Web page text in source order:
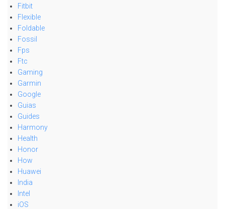
Fitbit
Flexible
Foldable
Fossil
Fps
Ftc
Gaming
Garmin
Google
Guias
Guides
Harmony
Health
Honor
How
Huawei
India
Intel
iOS